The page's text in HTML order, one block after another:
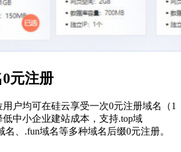
元注册
户均可在硅云享受一次0元注册域名（1
中小企业建站成本，支持.top域
名、.fun域名等多种域名后缀0元注册。